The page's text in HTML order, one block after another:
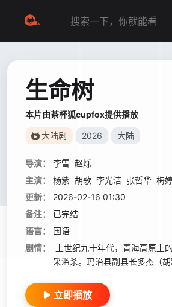
生命树
本片由茶杯狐cupfox提供播放
大陆剧 2026 大陆
导演： 李雪 赵烁
主演：
杨紫 胡歌 李光洁 张哲华 梅
更新：
2026-02-16 01:30
备注：
已完结
语言：
国语
剧情：
上世纪九十年代，青海高原上
采滥杀。玛治县副县长多杰（
立即播放